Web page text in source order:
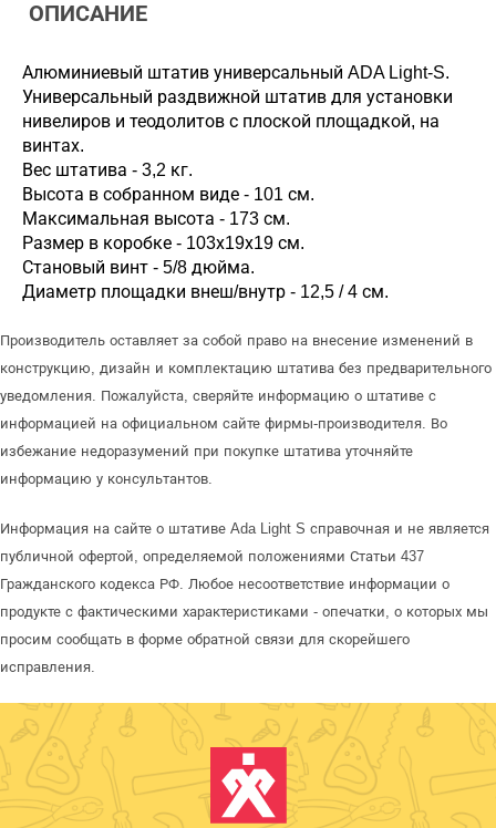
ОПИСАНИЕ
Алюминиевый штатив универсальный ADA Light-S.
Универсальный раздвижной штатив для установки
нивелиров и теодолитов с плоской площадкой, на
винтах.
Вес штатива - 3,2 кг.
Высота в собранном виде - 101 см.
Максимальная высота - 173 см.
Размер в коробке - 103х19х19 см.
Становый винт - 5/8 дюйма.
Диаметр площадки внеш/внутр - 12,5 / 4 см.
Производитель оставляет за собой право на внесение изменений в
конструкцию, дизайн и комплектацию штатива без предварительного
уведомления. Пожалуйста, сверяйте информацию о штативе с
информацией на официальном сайте фирмы-производителя. Во
избежание недоразумений при покупке штатива уточняйте
информацию у консультантов.
Информация на сайте о штативе Ada Light S справочная и не является
публичной офертой, определяемой положениями Статьи 437
Гражданского кодекса РФ. Любое несоответствие информации о
продукте с фактическими характеристиками - опечатки, о которых мы
просим сообщать в форме обратной связи для скорейшего
исправления.